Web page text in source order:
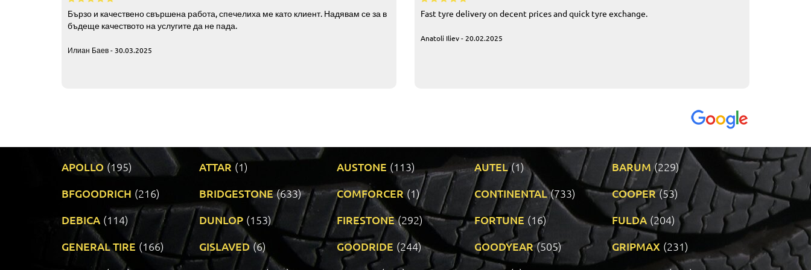
Бързо и качествено свършена работа, спечелиха ме като клиент. Надявам се за в
бъдеще качеството на услугите да не пада.
Илиан Баев - 30.03.2025
Fast tyre delivery on decent prices and quick tyre exchange.
Anatoli Iliev - 20.02.2025
APOLLO (195) ATTAR (1) AUSTONE (113) AUTEL (1) BARUM (229)
BFGOODRICH (216) BRIDGESTONE (633) COMFORCER (1) CONTINENTAL (733) COOPER (53)
DEBICA (114) DUNLOP (153) FIRESTONE (292) FORTUNE (16) FULDA (204)
GENERAL TIRE (166) GISLAVED (6) GOODRIDE (244) GOODYEAR (505) GRIPMAX (231)